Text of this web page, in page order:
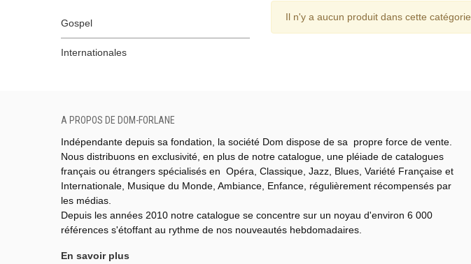
Gospel
Internationales
Il n'y a aucun produit dans cette catégorie.
A PROPOS DE DOM-FORLANE
Indépendante depuis sa fondation, la société Dom dispose de sa propre force de vente.
Nous distribuons en exclusivité, en plus de notre catalogue, une pléiade de catalogues
français ou étrangers spécialisés en Opéra, Classique, Jazz, Blues, Variété Française et
Internationale, Musique du Monde, Ambiance, Enfance, régulièrement récompensés par
les médias.
Depuis les années 2010 notre catalogue se concentre sur un noyau d'environ 6 000
références s'étoffant au rythme de nos nouveautés hebdomadaires.
En savoir plus